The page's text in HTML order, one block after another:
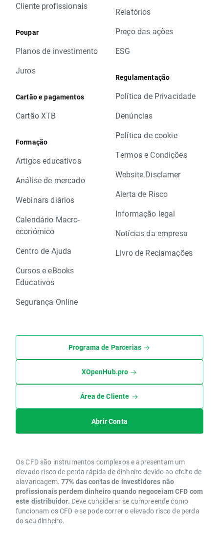
Cliente profissionais
Poupar
Planos de investimento
Juros
Cartão e pagamentos
Cartão XTB
Formação
Artigos educativos
Análise de mercado
Webinars diários
Calendário Macro-
económico
Centro de Ajuda
Cursos e eBooks
Educativos
Segurança Online
Relatórios
Preço das ações
ESG
Regulamentação
Política de Privacidade
Denúncias
Política de cookie
Termos e Condições
Website Disclamer
Alerta de Risco
Informação legal
Notícias da empresa
Livro de Reclamações
Programa de Parcerias
XOpenHub.pro
Área de Cliente
Abrir Conta
Os CFD são instrumentos complexos e apresentam um
elevado risco de perda rápida de dinheiro devido ao efeito de
alavancagem. 77% das contas de investidores não
profissionais perdem dinheiro quando negoceiam CFD com
este distribuidor. Deve considerar se compreende como
funcionam os CFD e se pode correr o elevado risco de perda
do seu dinheiro.